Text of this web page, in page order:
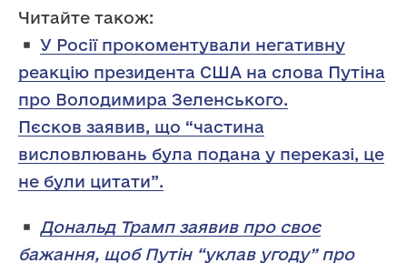
Читайте також:
У Росії прокоментували негативну
реакцію президента США на слова Путіна
про Володимира Зеленського.
Пєсков заявив, що “частина
висловлювань була подана у переказі, це
не були цитати”.
Дональд Трамп заявив про своє
бажання, щоб Путін “уклав угоду” про